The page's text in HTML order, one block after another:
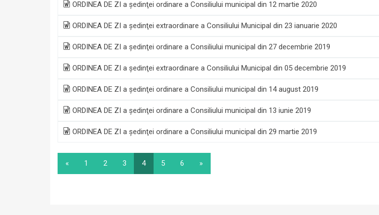
ORDINEA DE ZI a şedinţei ordinare a Consiliului municipal din 12 martie 2020
ORDINEA DE ZI a şedinţei extraordinare a Consiliului Municipal din 23 ianuarie 2020
ORDINEA DE ZI a şedinţei ordinare a Consiliului municipal din 27 decembrie 2019
ORDINEA DE ZI a şedinţei extraordinare a Consiliului Municipal din 05 decembrie 2019
ORDINEA DE ZI a şedinţei ordinare a Consiliului municipal din 14 august 2019
ORDINEA DE ZI a şedinţei ordinare a Consiliului municipal din 13 iunie 2019
ORDINEA DE ZI a şedinţei ordinare a Consiliului municipal din 29 martie 2019
« 1 2 3 4 5 6 »